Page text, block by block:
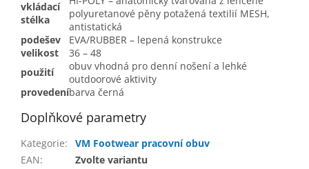
vkládací
stélka
polyuretanové pěny potažená textilií MESH,
antistatická
podešev
EVA/RUBBER – lepená konstrukce
velikost
36 – 48
použití
obuv vhodná pro denní nošení a lehké
outdoorové aktivity
provedeníbarva černá
Doplňkové parametry
Kategorie:
VM Footwear pracovní obuv
EAN: Zvolte variantu